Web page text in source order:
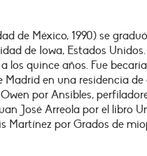
de México, 1990) se
de Iowa, Estados
los quince años. Fue
en una residencia
por Ansibles,
José Arreola por el libro
Martínez por Grados de